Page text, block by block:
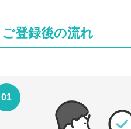
ご登録後の流れ
01